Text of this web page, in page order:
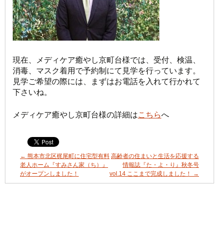
現在、メディケア癒やし京町台様では、受付、検温、
消毒、マスク着用で予約制にて見学を行っています。
見学ご希望の際には、まずはお電話を入れて行かれて
下さいね。
メディケア癒やし京町台様の詳細はこちらへ
← 熊本市北区梶尾町に住宅型有料
老人ホーム『すみさん家（ち）』
がオープンしました！
高齢者の住まいと生活を応援する
情報誌『た・よ・り』秋冬号
vol.14 ここまで完成しました！
→